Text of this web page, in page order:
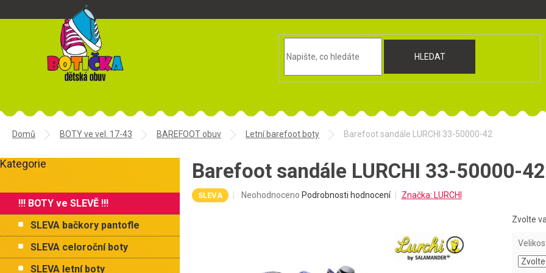
HLEDAT
Domů BOTY ve vel. 17-43 BAREFOOT obuv Letní barefoot boty Barefoot sandále LURCHI 33-50000-42
o
t
n
í
Přeskočit
Kategorie
!!! BOTY ve SLEVĚ !!!
SLEVA bačkory pantofle
SLEVA celoroční boty
SLEVA letní boty
Barefoot sandále LURCHI 33-50000-42
SLEVA
Průměrné
Neohodnoceno Podrobnosti hodnocení Značka: LURCHI
Zvolte